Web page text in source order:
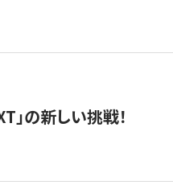
」の新しい挑戦！